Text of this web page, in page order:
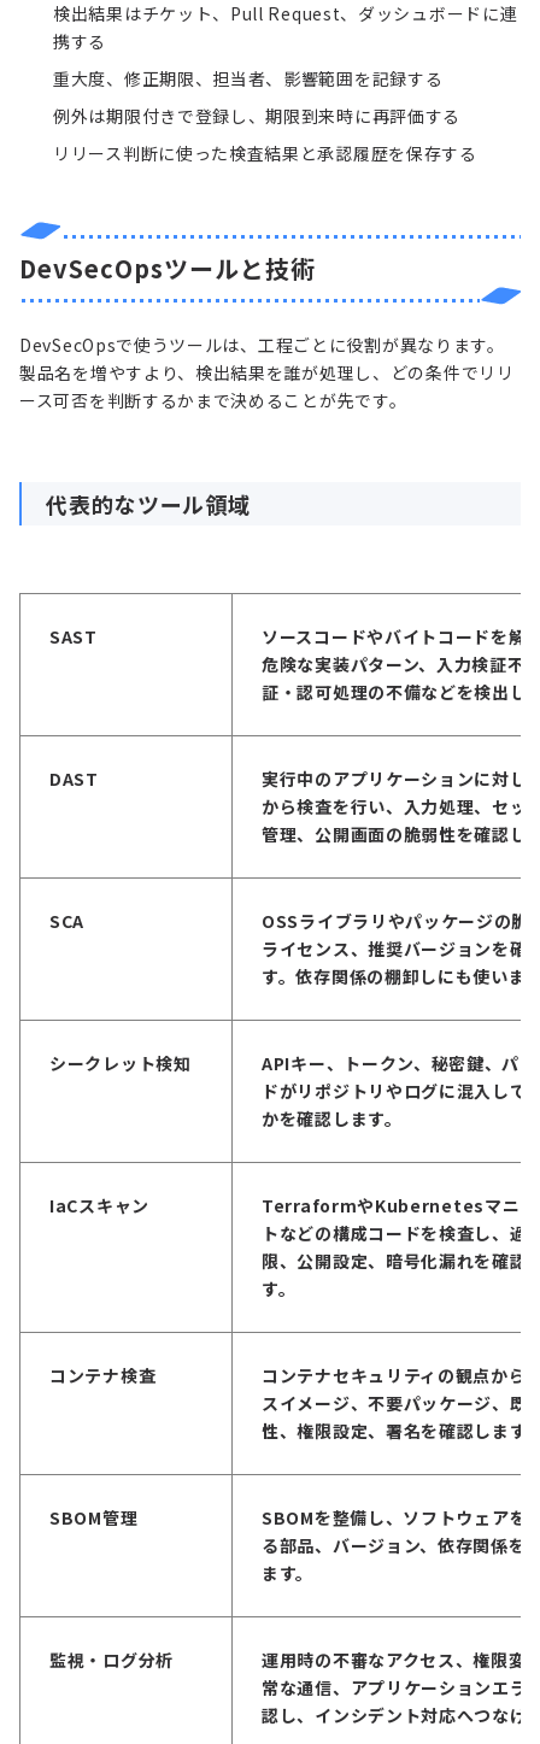
検出結果はチケット、Pull Request、ダッシュボードに連
携する
重大度、修正期限、担当者、影響範囲を記録する
例外は期限付きで登録し、期限到来時に再評価する
リリース判断に使った検査結果と承認履歴を保存する
DevSecOpsツールと技術
DevSecOpsで使うツールは、工程ごとに役割が異なります。
製品名を増やすより、検出結果を誰が処理し、どの条件でリリ
ース可否を判断するかまで決めることが先です。
代表的なツール領域
SAST
ソースコードやバイトコードを解
危険な実装パターン、入力検証不
証・認可処理の不備などを検出し
DAST
実行中のアプリケーションに対し
から検査を行い、入力処理、セッ
管理、公開画面の脆弱性を確認し
SCA
OSSライブラリやパッケージの脆
ライセンス、推奨バージョンを確
す。依存関係の棚卸しにも使いま
シークレット検知
APIキー、トークン、秘密鍵、パ
ドがリポジトリやログに混入して
かを確認します。
IaCスキャン
TerraformやKubernetesマニフ
トなどの構成コードを検査し、過
限、公開設定、暗号化漏れを確認
す。
コンテナ検査 コンテナセキュリティ の観点から
スイメージ、不要パッケージ、既
性、権限設定、署名を確認します
SBOM管理 SBOMを整備し、ソフトウェアを
る部品、バージョン、依存関係を
ます。
監視・ログ分析
運用時の不審なアクセス、権限変
常な通信、アプリケーションエラ
認し、インシデント対応へつなげ